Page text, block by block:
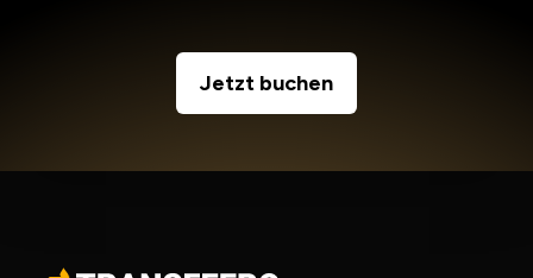
Jetzt buchen